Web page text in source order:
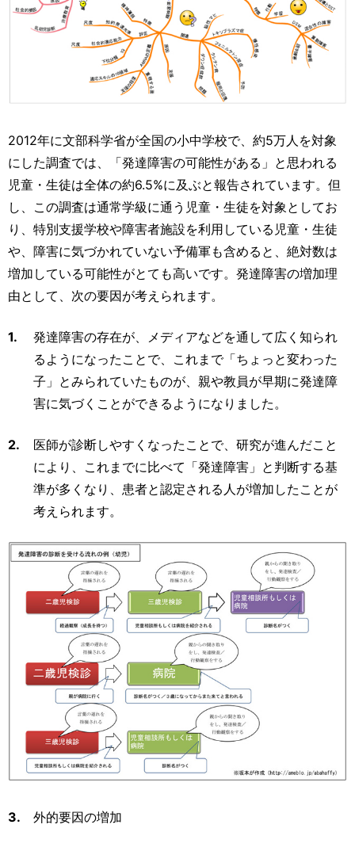
2012年に文部科学省が全国の小中学校で、約5万人を対象
にした調査では、「発達障害の可能性がある」と思われる
児童・生徒は全体の約6.5%に及ぶと報告されています。但
し、この調査は通常学級に通う児童・生徒を対象としてお
り、特別支援学校や障害者施設を利用している児童・生徒
や、障害に気づかれていない予備軍も含めると、絶対数は
増加している可能性がとても高いです。発達障害の増加理
由として、次の要因が考えられます。
1.
発達障害の存在が、メディアなどを通して広く知られ
るようになったことで、これまで「ちょっと変わった
子」とみられていたものが、親や教員が早期に発達障
害に気づくことができるようになりました。
2.
医師が診断しやすくなったことで、研究が進んだこと
により、これまでに比べて「発達障害」と判断する基
準が多くなり、患者と認定される人が増加したことが
考えられます。
3. 外的要因の増加